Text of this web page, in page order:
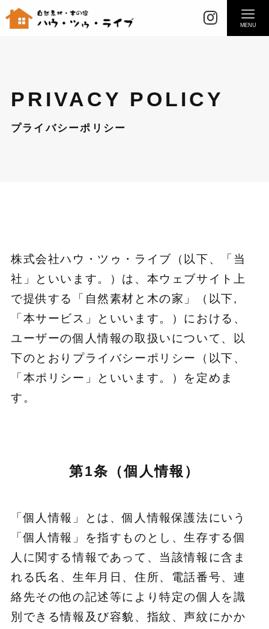
MENU
PRIVACY POLICY
プライバシーポリシー
株式会社ハウ・ツゥ・ライブ（以下、「当
社」といいます。）は、本ウェブサイト上
で提供する「自然素材と木の家」（以下,
「本サービス」といいます。）における、
ユーザーの個人情報の取扱いについて、以
下のとおりプライバシーポリシー（以下、
「本ポリシー」といいます。）を定めま
す。
第1条（個人情報）
「個人情報」とは、個人情報保護法にいう
「個人情報」を指すものとし、生存する個
人に関する情報であって、当該情報に含ま
れる氏名、生年月日、住所、電話番号、連
絡先その他の記述等により特定の個人を識
別できる情報及び容貌、指紋、声紋にかか